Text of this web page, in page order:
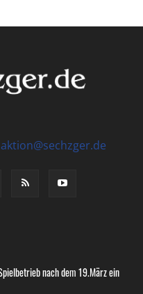
nach dem 19.März ein